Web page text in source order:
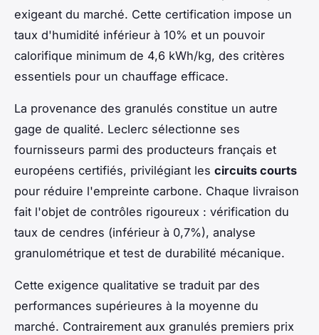
exigeant du marché. Cette certification impose un
taux d'humidité inférieur à 10% et un pouvoir
calorifique minimum de 4,6 kWh/kg, des critères
essentiels pour un chauffage efficace.
La provenance des granulés constitue un autre
gage de qualité. Leclerc sélectionne ses
fournisseurs parmi des producteurs français et
européens certifiés, privilégiant les circuits courts
pour réduire l'empreinte carbone. Chaque livraison
fait l'objet de contrôles rigoureux : vérification du
taux de cendres (inférieur à 0,7%), analyse
granulométrique et test de durabilité mécanique.
Cette exigence qualitative se traduit par des
performances supérieures à la moyenne du
marché. Contrairement aux granulés premiers prix